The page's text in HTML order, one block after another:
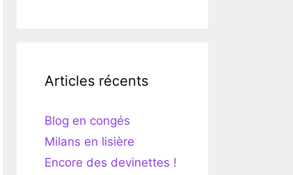
Articles récents
Blog en congés
Milans en lisière
Encore des devinettes !